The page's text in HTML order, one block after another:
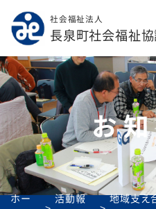
社会福祉法人
長泉町社会福祉
メニュ
お
ホー
活動報
地域支え